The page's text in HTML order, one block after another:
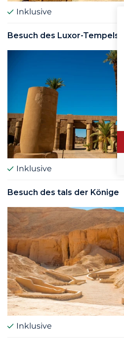
Inklusive
Besuch des Luxor-Tempels
Inklusive
Besuch des tals der Könige
Inklusive